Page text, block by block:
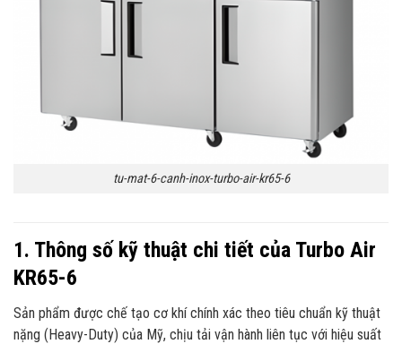
tu-mat-6-canh-inox-turbo-air-kr65-6
1. Thông số kỹ thuật chi tiết của Turbo Air
KR65-6
Sản phẩm được chế tạo cơ khí chính xác theo tiêu chuẩn kỹ thuật
nặng (Heavy-Duty) của Mỹ, chịu tải vận hành liên tục với hiệu suất